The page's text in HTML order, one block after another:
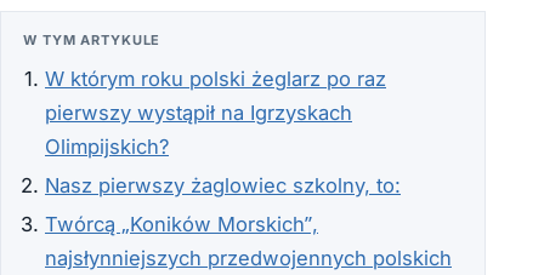
W TYM ARTYKULE
W którym roku polski żeglarz po raz
pierwszy wystąpił na Igrzyskach
Olimpijskich?
Nasz pierwszy żaglowiec szkolny, to:
Twórcą „Koników Morskich”,
najsłynniejszych przedwojennych polskich